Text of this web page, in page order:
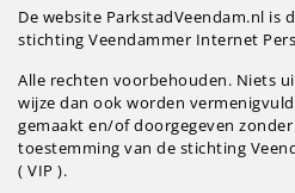
De website ParkstadVeendam.nl is
stichting Veendammer Internet
Alle rechten voorbehouden. Niets
wijze dan ook worden
gemaakt en/of doorgegeven
toestemming van de stichting
( VIP ).